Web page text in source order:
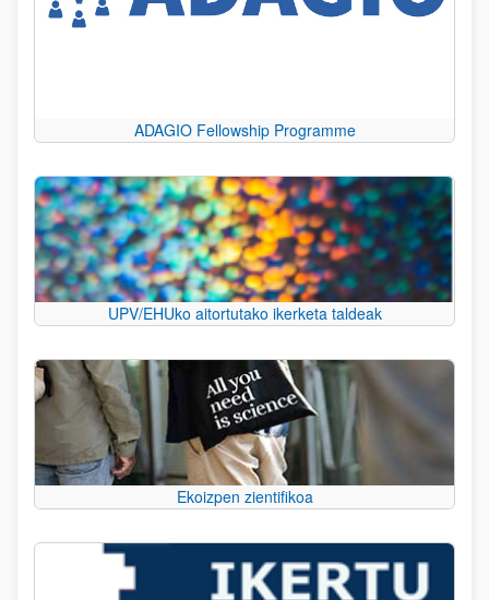
ADAGIO Fellowship Programme
UPV/EHUko aitortutako ikerketa taldeak
Ekoizpen zientifikoa